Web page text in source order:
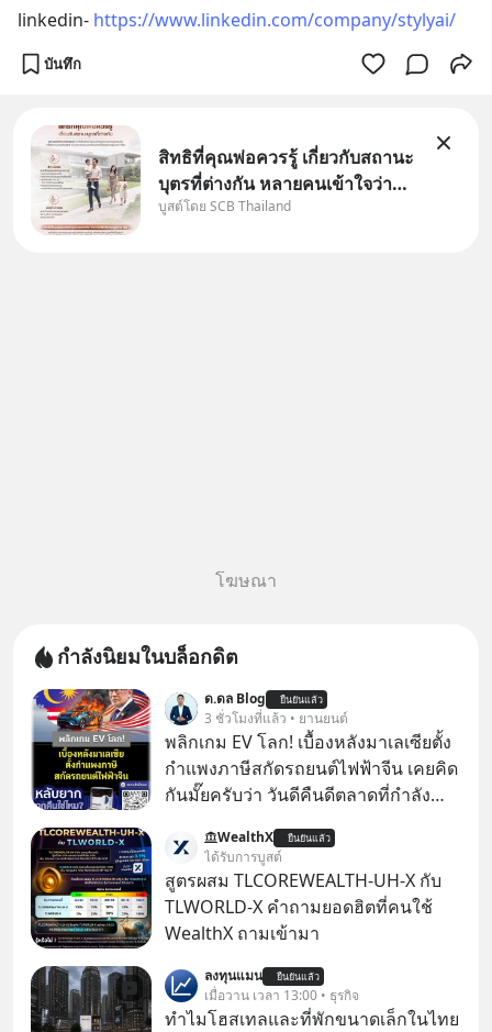
#บ้านล้นตลาด #เศรษฐกิจไทย
#EICAround #SCBThailand
linkedin- https://www.linkedin.com/company/stylyai/
บันทึก
สิทธิที่คุณพ่อควรรู้ เกี่ยวกับสถานะ
บุตรที่ต่างกัน หลายคนเข้าใจว่า
"เมื่อเป็นลูกของพ่อและแม่ ก็ย่อม
บูสต์โดย SCB Thailand
โฆษณา
กำลังนิยมในบล็อกดิต
ด.ดล Blog ยืนยันแล้ว
3 ชั่วโมงที่แล้ว • ยานยนต์
พลิกเกม EV โลก! เบื้องหลังมาเลเซียตั้ง
กำแพงภาษีสกัดรถยนต์ไฟฟ้าจีน เคยคิด
กันมั๊ยครับว่า วันดีคืนดีตลาดที่กำลัง
จนหน้าทิ่มแบบไม่ทันตั้งตัว…
WealthX ยืนยันแล้ว
ได้รับการบูสต์
สูตรผสม TLCOREWEALTH-UH-X กับ
TLWORLD-X คำถามยอดฮิตที่คนใช้
WealthX ถามเข้ามา
ลงทุนแมน ยืนยันแล้ว
เมื่อวาน เวลา 13:00 • ธุรกิจ
ทำไมโฮสเทลและที่พักขนาดเล็กในไทย